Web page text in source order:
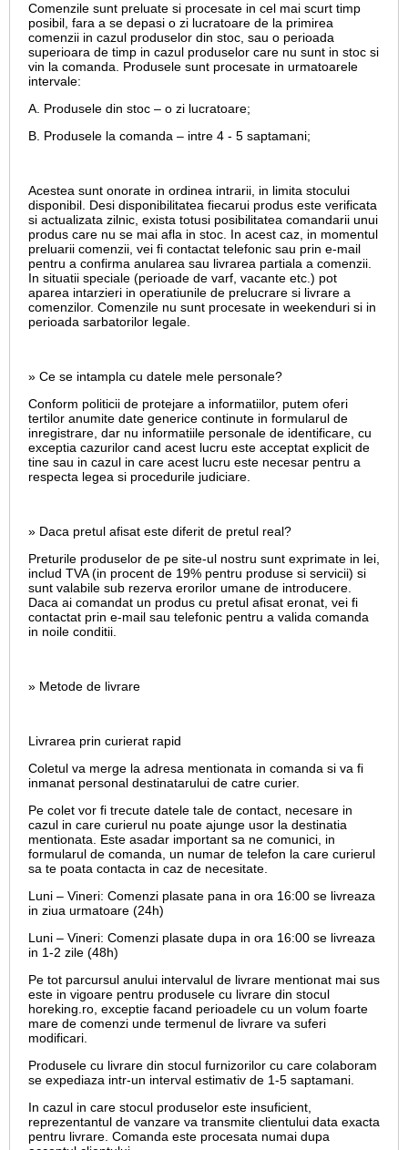
Comenzile sunt preluate si procesate in cel mai scurt timp
posibil, fara a se depasi o zi lucratoare de la primirea
comenzii in cazul produselor din stoc, sau o perioada
superioara de timp in cazul produselor care nu sunt in stoc si
vin la comanda. Produsele sunt procesate in urmatoarele
intervale:
A. Produsele din stoc – o zi lucratoare;
B. Produsele la comanda – intre 4 - 5 saptamani;
Acestea sunt onorate in ordinea intrarii, in limita stocului
disponibil. Desi disponibilitatea fiecarui produs este verificata
si actualizata zilnic, exista totusi posibilitatea comandarii unui
produs care nu se mai afla in stoc. In acest caz, in momentul
preluarii comenzii, vei fi contactat telefonic sau prin e-mail
pentru a confirma anularea sau livrarea partiala a comenzii.
In situatii speciale (perioade de varf, vacante etc.) pot
aparea intarzieri in operatiunile de prelucrare si livrare a
comenzilor. Comenzile nu sunt procesate in weekenduri si in
perioada sarbatorilor legale.
» Ce se intampla cu datele mele personale?
Conform politicii de protejare a informatiilor, putem oferi
tertilor anumite date generice continute in formularul de
inregistrare, dar nu informatiile personale de identificare, cu
exceptia cazurilor cand acest lucru este acceptat explicit de
tine sau in cazul in care acest lucru este necesar pentru a
respecta legea si procedurile judiciare.
» Daca pretul afisat este diferit de pretul real?
Preturile produselor de pe site-ul nostru sunt exprimate in lei,
includ TVA (in procent de 19% pentru produse si servicii) si
sunt valabile sub rezerva erorilor umane de introducere.
Daca ai comandat un produs cu pretul afisat eronat, vei fi
contactat prin e-mail sau telefonic pentru a valida comanda
in noile conditii.
» Metode de livrare
Livrarea prin curierat rapid
Coletul va merge la adresa mentionata in comanda si va fi
inmanat personal destinatarului de catre curier.
Pe colet vor fi trecute datele tale de contact, necesare in
cazul in care curierul nu poate ajunge usor la destinatia
mentionata. Este asadar important sa ne comunici, in
formularul de comanda, un numar de telefon la care curierul
sa te poata contacta in caz de necesitate.
Luni – Vineri: Comenzi plasate pana in ora 16:00 se livreaza
in ziua urmatoare (24h)
Luni – Vineri: Comenzi plasate dupa in ora 16:00 se livreaza
in 1-2 zile (48h)
Pe tot parcursul anului intervalul de livrare mentionat mai sus
este in vigoare pentru produsele cu livrare din stocul
horeking.ro, exceptie facand perioadele cu un volum foarte
mare de comenzi unde termenul de livrare va suferi
modificari.
Produsele cu livrare din stocul furnizorilor cu care colaboram
se expediaza intr-un interval estimativ de 1-5 saptamani.
In cazul in care stocul produselor este insuficient,
reprezentantul de vanzare va transmite clientului data exacta
pentru livrare. Comanda este procesata numai dupa